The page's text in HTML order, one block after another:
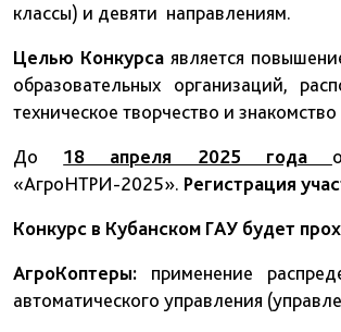
классы) и девяти направлениям.
Целью Конкурса является
образовательных организаций,
техническое творчество и
До 18 апреля 2025 года
«АгроНТРИ-2025». Регистрация
Конкурс в Кубанском ГАУ будет
АгроКоптеры: применение
автоматического управления